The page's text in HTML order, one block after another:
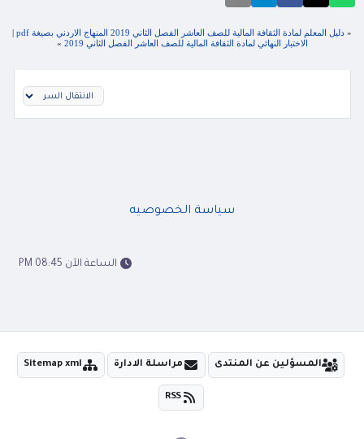
« دليل المعلم لمادة الثقافة المالية للصف العاشر الفصل الثاني 2019 المنهاج الاردني بصيغة pdf
|
الاختبار النهائي لمادة الثقافة المالية للصف العاشر الفصل الثاني 2019
»
سياسة الخصوصيه
الساعة الآن 08:45 PM
المسؤلين عن المنتدى مراسلة الادارة Sitemap xml
RSS